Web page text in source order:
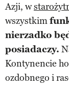
Azji, w
wszystkim
nierzadko
posiadaczy.
Kontynencie
ozdobnego i